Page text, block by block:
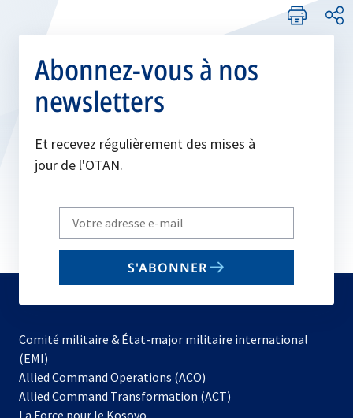
Abonnez-vous à nos
newsletters
Et recevez régulièrement des mises à
jour de l'OTAN.
Write
your
email
S'ABONNER
Comité militaire & État-major militaire international
(EMI)
Allied Command Operations (ACO)
dans
Allied Command Transformation (ACT)